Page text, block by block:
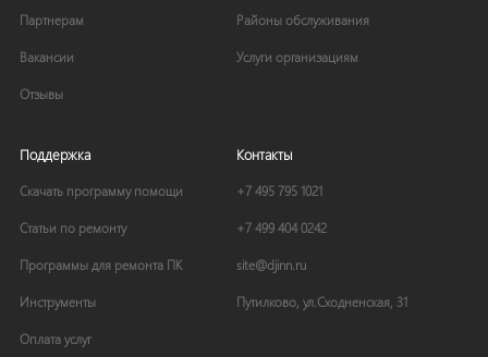
Партнерам
Вакансии
Отзывы
Районы обслуживания
Услуги организациям
Поддержка
Скачать программу помощи
Статьи по ремонту
Программы для ремонта ПК
Инструменты
Оплата услуг
Контакты
+7 495 795 1021
+7 499 404 0242
site@djinn.ru
Путилково, ул.Сходненская, 31